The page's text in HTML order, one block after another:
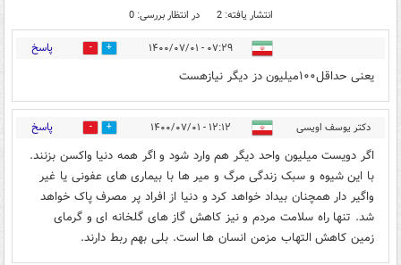
انتشار یافته: 2 در انتظار بررسی: 0
۰۷:۲۹ - ۱۴۰۰/۰۷/۰۱ 0 پاسخ
یعنی حداقل۱۰۰میلیون دز دیگر نیازهست
دکتر یوسف اویسی ۱۲:۱۲ - ۱۴۰۰/۰۷/۰۱ 1 پاسخ
اگر دویست میلیون واحد دیگر هم وارد شود و اگر همه دنیا واکسن بزنند.
با این شیوه و سبک زندگی مرگ و میر ها با بیماری های عفونی یا غیر
واگیر دار همچنان بیداد خواهد کرد و دنیا از افراد پر مصرف پاک خواهد
شد. تنها راه سلامت مردم و نیز کاهش گاز های گلخانه ای و گرمای
زمین کاهش التهاب مزمن انسان ها است. بلی بهم ربط دارند.